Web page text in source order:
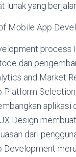
lunak yang
Mobile App
process
dan
and Market
Platform
aplikasi
Design
dari
Development